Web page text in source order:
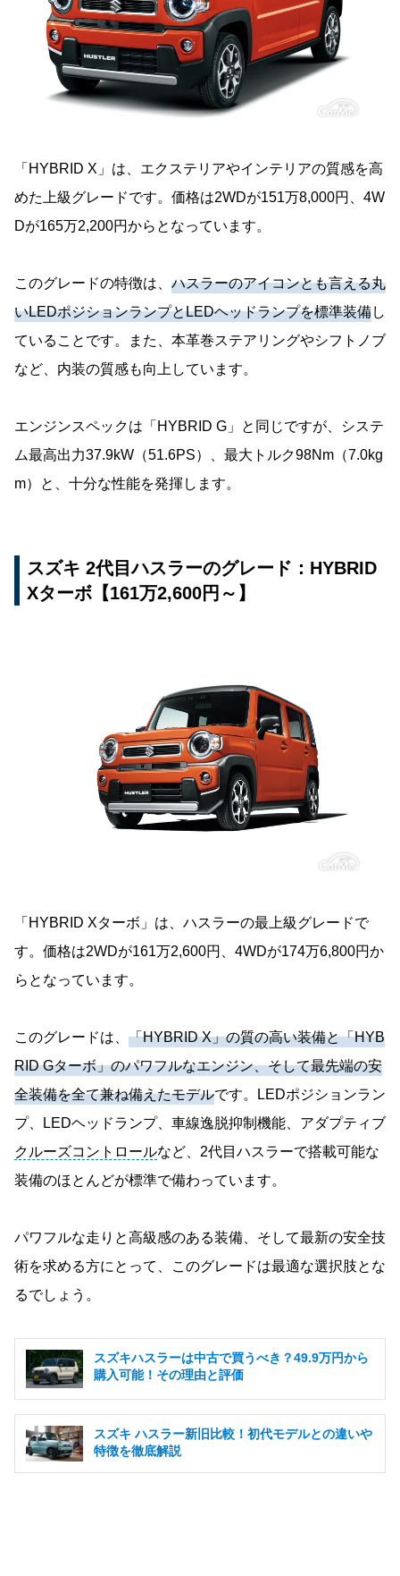
「HYBRID X」は、エクステリアやインテリアの質感を高
めた上級グレードです。価格は2WDが151万8,000円、4W
Dが165万2,200円からとなっています。
このグレードの特徴は、 ハスラーのアイコンとも言える丸
いLEDポジションランプとLEDヘッドランプを標準装備し
ていることです。また、本革巻ステアリングやシフトノブ
など、内装の質感も向上しています。
エンジンスペックは「HYBRID G」と同じですが、システ
ム最高出力37.9kW（51.6PS）、最大トルク98Nm（7.0kg
m）と、十分な性能を発揮します。
スズキ 2代目ハスラーのグレード：HYBRID
Xターボ【161万2,600円～】
「HYBRID Xターボ」は、ハスラーの最上級グレードで
す。価格は2WDが161万2,600円、4WDが174万6,800円か
らとなっています。
このグレードは、 「HYBRID X」の質の高い装備と「HYB
RID Gターボ」のパワフルなエンジン、そして最先端の安
全装備を全て兼ね備えたモデルです。LEDポジションラン
プ、LEDヘッドランプ、車線逸脱抑制機能、アダプティブ
クルーズコントロールなど、2代目ハスラーで搭載可能な
装備のほとんどが標準で備わっています。
パワフルな走りと高級感のある装備、そして最新の安全技
術を求める方にとって、このグレードは最適な選択肢とな
るでしょう。
スズキハスラーは中古で買うべき？49.9万円から
購入可能！その理由と評価
スズキ ハスラー新旧比較！初代モデルとの違いや
特徴を徹底解説